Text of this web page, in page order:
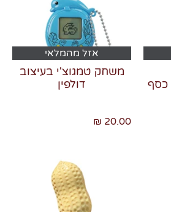
אזל מהמלאי
משחק טמגוצ'י בעיצוב
דולפין
20.00 ₪